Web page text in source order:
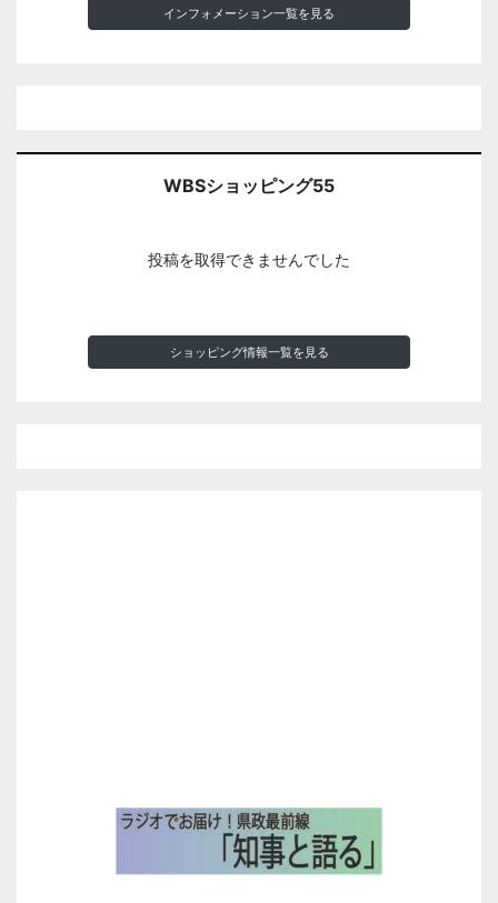
インフォメーション一覧を見る
WBSショッピング55
投稿を取得できませんでした
ショッピング情報一覧を見る